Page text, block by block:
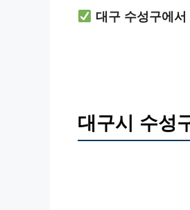
대구 수성구에
대구시 수성